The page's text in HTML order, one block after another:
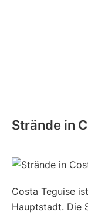
Strände in
Costa Teguise
Hauptstadt. Die